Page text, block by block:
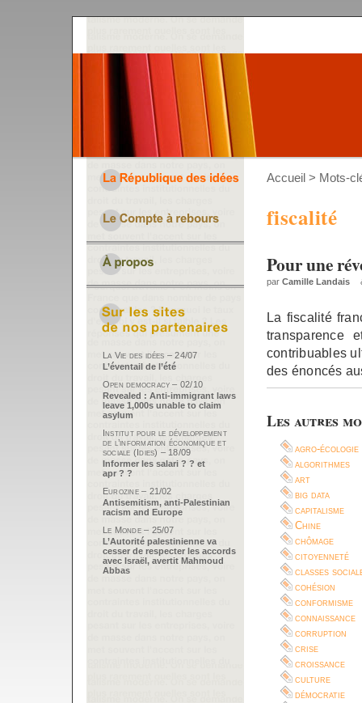
Accueil > Mots-
fiscalité
Pour une
par Camille Landais
La fiscalité
transparence
contribuables
des énoncés
Les autres
agro-écologie
algorithmes
art
big data
capitalisme
Chine
chômage
citoyenneté
classes
cohésion
conformisme
connaissance
corruption
crise
croissance
culture
démocratie
La Vie des idées – 24/07
L’éventail de l’été
Open democracy – 02/10
Revealed : Anti-immigrant laws
leave 1,000s unable to claim
asylum
Institut pour le développement
de l’information économique et
sociale (Idies) – 18/09
Informer les salari ? ? et
apr ? ?
Eurozine – 21/02
Antisemitism, anti-Palestinian
racism and Europe
Le Monde – 25/07
L’Autorité palestinienne va
cesser de respecter les accords
avec Israël, avertit Mahmoud
Abbas